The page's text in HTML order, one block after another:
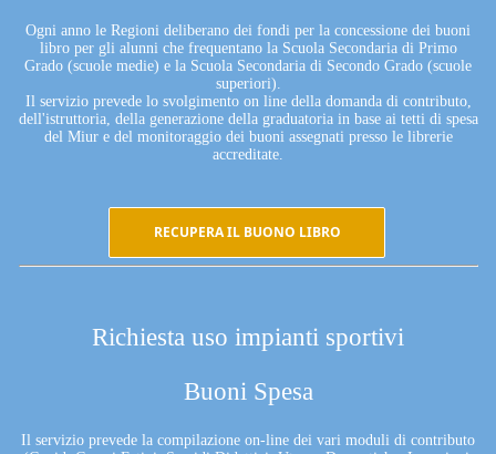
Ogni anno le Regioni deliberano dei fondi per la concessione dei buoni
libro per gli alunni che frequentano la Scuola Secondaria di Primo
Grado (scuole medie) e la Scuola Secondaria di Secondo Grado (scuole
superiori).
Il servizio prevede lo svolgimento on line della domanda di contributo,
dell'istruttoria, della generazione della graduatoria in base ai tetti di spesa
del Miur e del monitoraggio dei buoni assegnati presso le librerie
accreditate.
RECUPERA IL BUONO LIBRO
Richiesta uso impianti sportivi
Buoni Spesa
Il servizio prevede la compilazione on-line dei vari moduli di contributo